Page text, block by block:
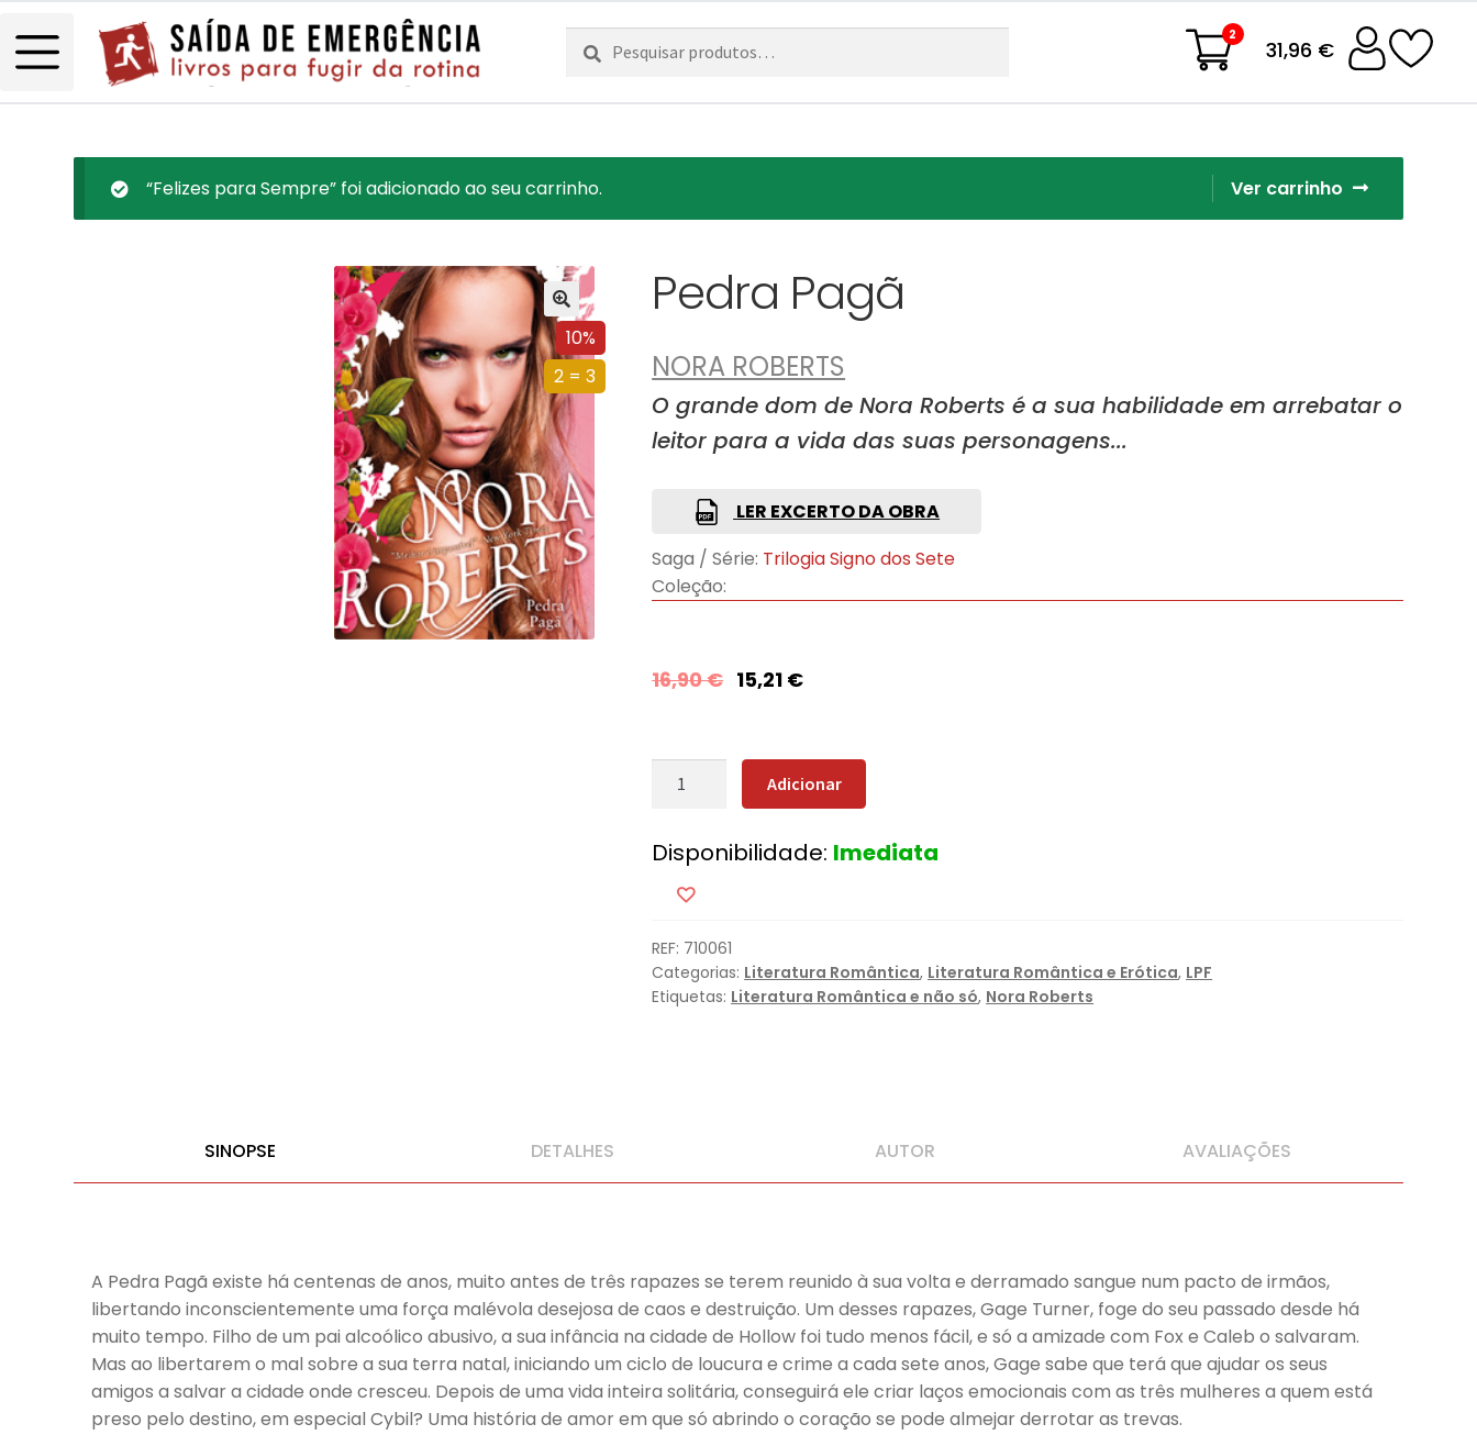
Pesquisar
por:
Pesquisa 2
31,96 €
Ver carrinho
“Felizes para Sempre” foi adicionado ao seu carrinho.
10%
2 = 3
Pedra Pagã
NORA ROBERTS
O grande dom de Nora Roberts é a sua habilidade em arrebatar o
leitor para a vida das suas personagens...
LER EXCERTO DA OBRA
Saga / Série: Trilogia Signo dos Sete
Coleção:
16,90€ 15,21 €
Quantidade
Pagã
Adicionar
Disponibilidade: Imediata
REF: 710061
Categorias: Literatura Romântica, Literatura Romântica e Erótica, LPF
Etiquetas: Literatura Romântica e não só, Nora Roberts
SINOPSE DETALHES AUTOR AVALIAÇÕES
A Pedra Pagã existe há centenas de anos, muito antes de três rapazes se terem reunido à sua volta e derramado sangue num pacto de irmãos,
libertando inconscientemente uma força malévola desejosa de caos e destruição. Um desses rapazes, Gage Turner, foge do seu passado desde há
muito tempo. Filho de um pai alcoólico abusivo, a sua infância na cidade de Hollow foi tudo menos fácil, e só a amizade com Fox e Caleb o salvaram.
Mas ao libertarem o mal sobre a sua terra natal, iniciando um ciclo de loucura e crime a cada sete anos, Gage sabe que terá que ajudar os seus
amigos a salvar a cidade onde cresceu. Depois de uma vida inteira solitária, conseguirá ele criar laços emocionais com as três mulheres a quem está
preso pelo destino, em especial Cybil? Uma história de amor em que só abrindo o coração se pode almejar derrotar as trevas.